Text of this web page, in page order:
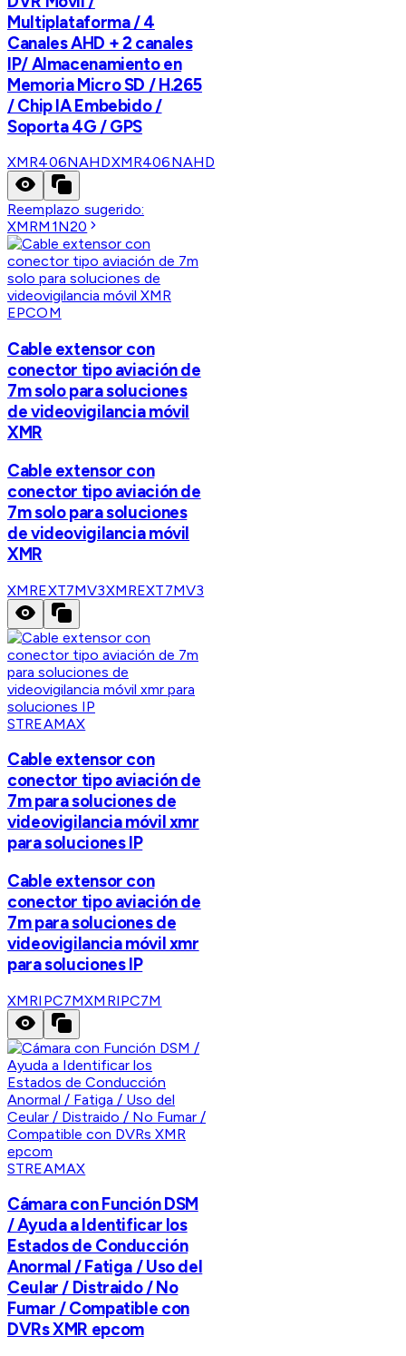
Multiplataforma / 4
Canales AHD + 2 canales
IP/ Almacenamiento en
Memoria Micro SD / H.265
/ Chip IA Embebido /
Soporta 4G / GPS
XMR406NAHDXMR406NAHD
Reemplazo sugerido:
XMRM1N20
EPCOM
Cable extensor con
conector tipo aviación de
7m solo para soluciones
de videovigilancia móvil
XMR
Cable extensor con
conector tipo aviación de
7m solo para soluciones
de videovigilancia móvil
XMR
XMREXT7MV3XMREXT7MV3
STREAMAX
Cable extensor con
conector tipo aviación de
7m para soluciones de
videovigilancia móvil xmr
para soluciones IP
Cable extensor con
conector tipo aviación de
7m para soluciones de
videovigilancia móvil xmr
para soluciones IP
XMRIPC7MXMRIPC7M
STREAMAX
Cámara con Función DSM
/ Ayuda a Identificar los
Estados de Conducción
Anormal / Fatiga / Uso del
Ceular / Distraido / No
Fumar / Compatible con
DVRs XMR epcom